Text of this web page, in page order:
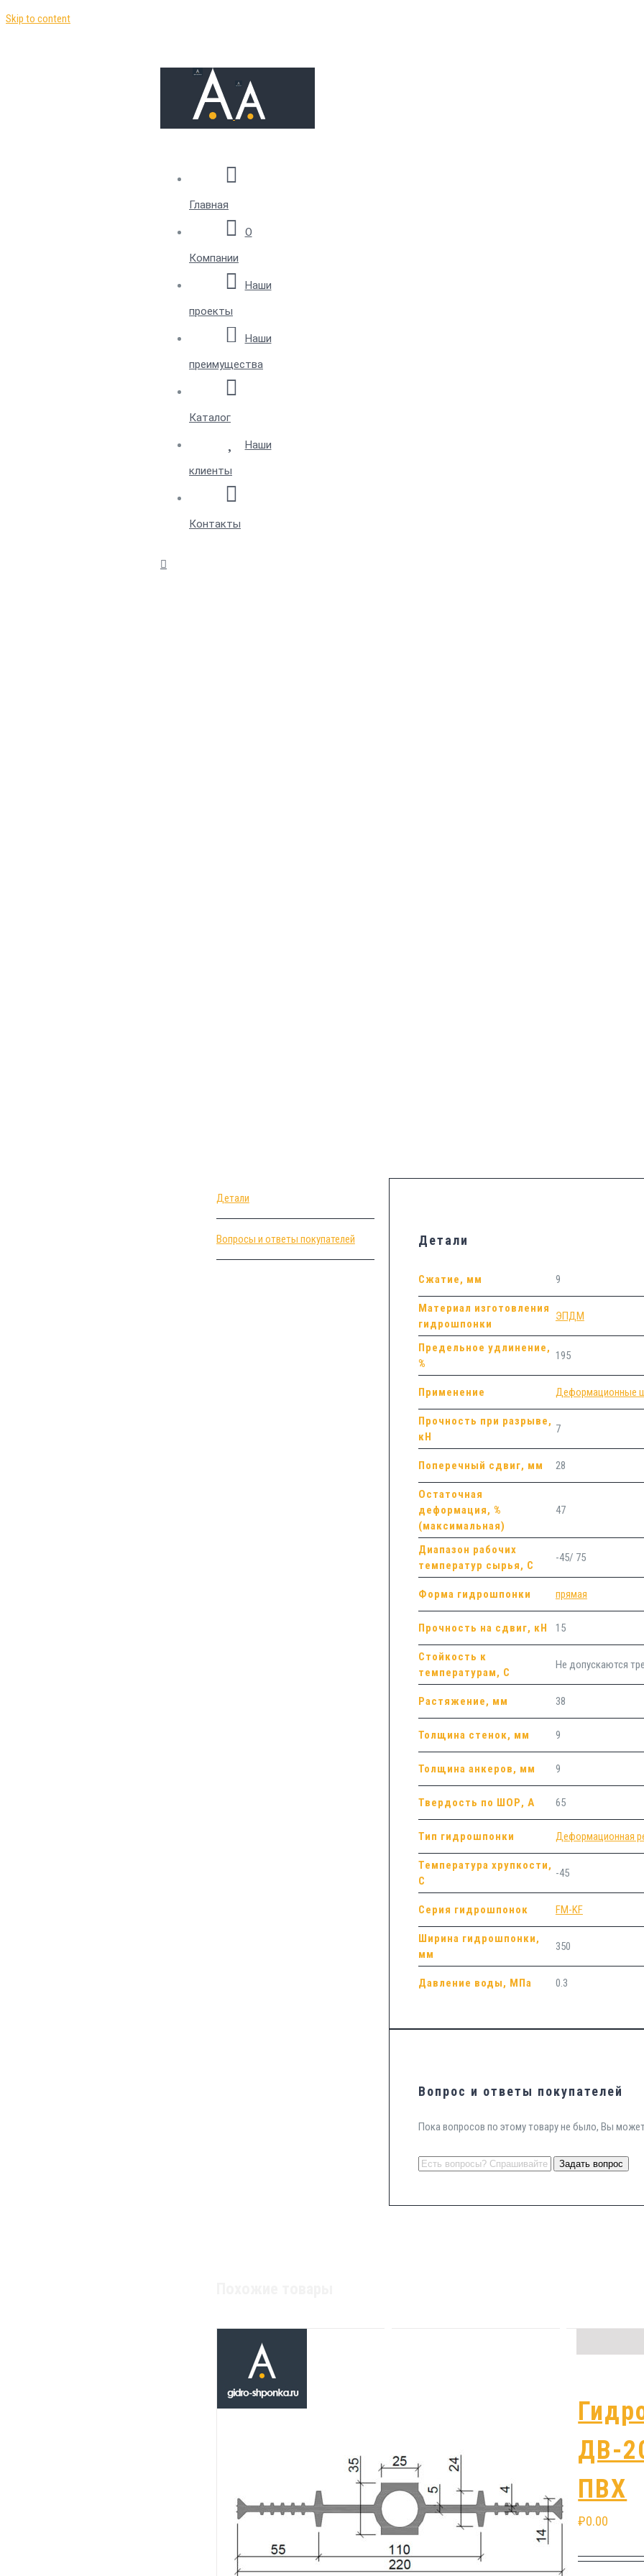
Skip to content
Главная
О
Компании
Наши
проекты
Наши
преимущества
Каталог
Наши
клиенты
Контакты
Детали
Вопросы и ответы покупателей Детали
Сжатие, мм 9
Материал изготовления
гидрошпонки
ЭПДМ
Предельное удлинение,
%
195
Применение Деформационные
Прочность при разрыве,
кН
7
Поперечный сдвиг, мм 28
Остаточная
деформация, %
(максимальная)
47
Диапазон рабочих
температур сырья, С
-45/ 75
Форма гидрошпонки прямая
Прочность на сдвиг, кН 15
Стойкость к
температурам, С
Не допускаются
Растяжение, мм 38
Толщина стенок, мм 9
Толщина анкеров, мм 9
Твердость по ШОР, А 65
Тип гидрошпонки Деформационная
Температура хрупкости,
С
-45
Серия гидрошпонок FM-KF
Ширина гидрошпонки,
мм
350
Давление воды, МПа 0.3
Вопрос и ответы покупателей
Пока вопросов по этому товару не было, Вы
ДВ-200/15
ПВХ
₽667.00
ДВ-
ПВХ
₽0.00